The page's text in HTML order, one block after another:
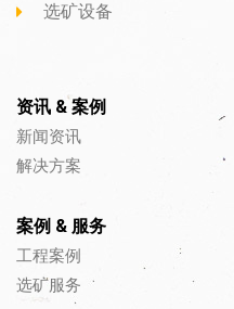
选矿设备
资讯 & 案例
新闻资讯
解决方案
案例 & 服务
工程案例
选矿服务